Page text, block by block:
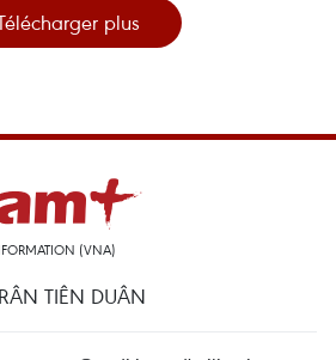
plus
(VNA)
TIÊN DUÂN